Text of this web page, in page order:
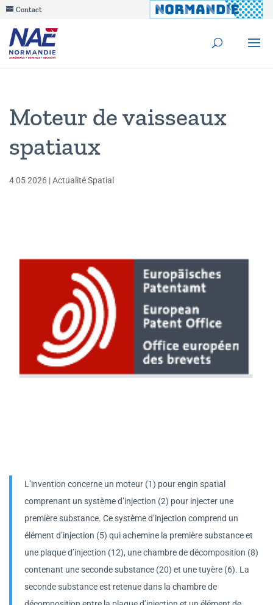
Contact
Moteur de vaisseaux
spatiaux
4 05 2026 |Actualité Spatial
L’invention concerne un moteur (1) pour engin spatial
comprenant un système d’injection (2) pour injecter une
première substance. Ce système d’injection comprend un
élément d’injection (5) qui achemine la première substance et
une plaque d’injection (12), une chambre de décomposition (8)
contenant une seconde substance (20) et une tuyère (6). La
seconde substance est retenue dans la chambre de